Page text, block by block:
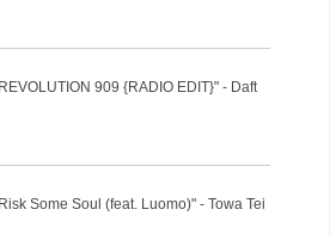
909 {RADIO EDIT}" - Daft
Some Soul (feat. Luomo)" - Towa Tei